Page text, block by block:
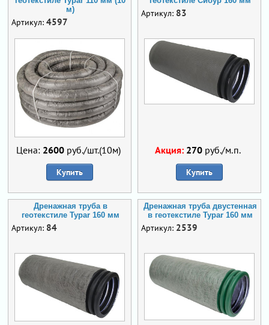
м)
Артикул: 4597
Цена: 2600руб./шт.(10м)
Купить
Артикул: 83
Акция: 270 руб./м.п.
Купить
Дренажная труба в
геотекстиле Typar 160 мм
Артикул: 84
Дренажная труба двустенная
в геотекстиле Typar 160 мм
Артикул: 2539